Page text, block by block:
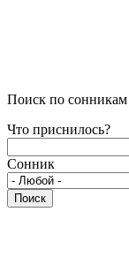
Поиск по сонникам
Что приснилось?
Сонник